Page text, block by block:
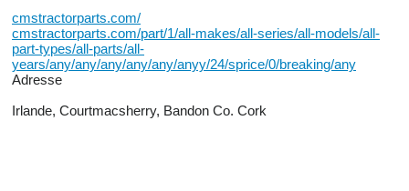
cmstractorparts.com/
cmstractorparts.com/part/1/all-makes/all-series/all-models/all-
part-types/all-parts/all-
years/any/any/any/any/any/anyy/24/sprice/0/breaking/any
Adresse
Irlande, Courtmacsherry, Bandon Co. Cork